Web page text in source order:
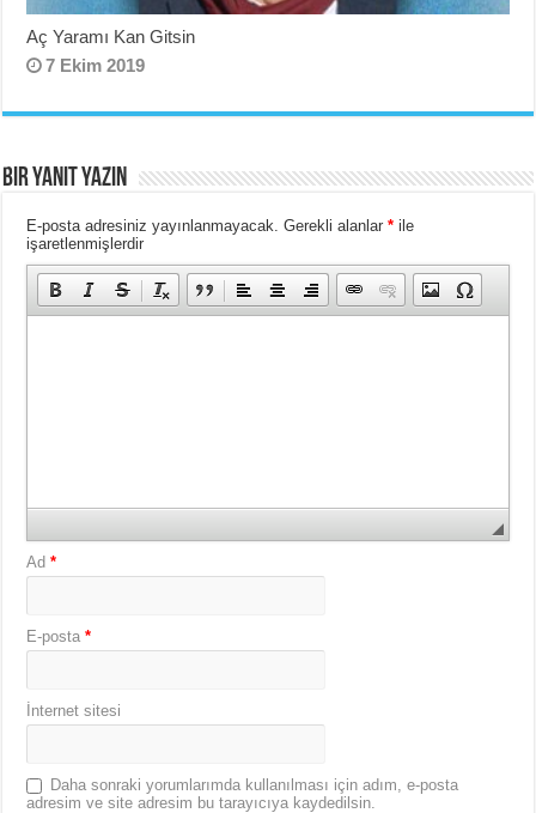
Aç Yaramı Kan Gitsin
7 Ekim 2019
Bir yanıt yazın
E-posta adresiniz yayınlanmayacak. Gerekli alanlar* ile
işaretlenmişlerdir
Ad*
E-posta*
İnternet sitesi
Daha sonraki yorumlarımda kullanılması için adım, e-posta
adresim ve site adresim bu tarayıcıya kaydedilsin.